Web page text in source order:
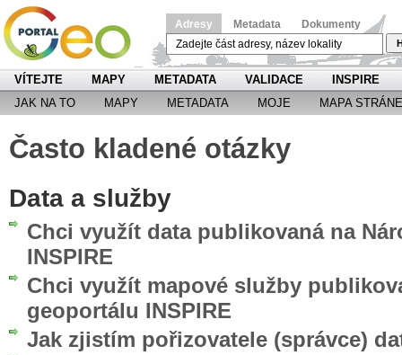
Adresy Metadata Dokumenty
VÍTEJTE MAPY METADATA VALIDACE
INSPIRE
JAK NA TO
MAPY METADATA MOJE MAPA
Často kladené otázky
Data a služby
Chci využít data publikovaná na
INSPIRE
Chci využít mapové služby
geoportálu INSPIRE
Jak zjistím pořizovatele (správce)